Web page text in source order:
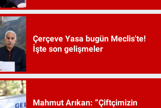
Çerçeve Yasa bugün Meclis'te!
İşte son gelişmeler
Mahmut Arıkan: “Çiftçimizin